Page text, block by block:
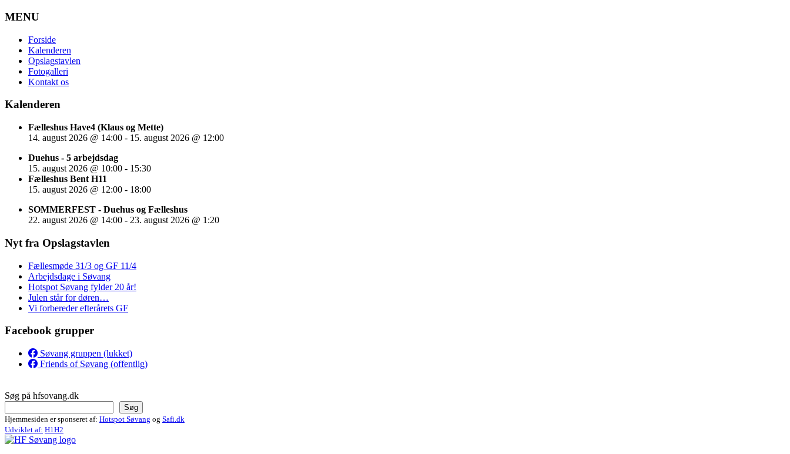
MENU
Forside
Kalenderen
Opslagstavlen
Fotogalleri
Kontakt os
Kalenderen
Fælleshus Have4 (Klaus og Mette)
14. august 2026 @ 14:00 - 15. august 2026 @ 12:00
Duehus - 5 arbejdsdag
15. august 2026 @ 10:00 - 15:30
Fælleshus Bent H11
15. august 2026 @ 12:00 - 18:00
SOMMERFEST - Duehus og Fælleshus
22. august 2026 @ 14:00 - 23. august 2026 @ 1:20
Nyt fra Opslagstavlen
Fællesmøde 31/3 og GF 11/4
Arbejdsdage i Søvang
Hotspot Søvang fylder 20 år!
Julen står for døren…
Vi forbereder efterårets GF
Facebook grupper
Søvang gruppen (lukket)
Friends of Søvang (offentlig)
Søg på hfsovang.dk
Søg
Hjemmesiden er sponseret af: Hotspot Søvang og Safi.dk
Udviklet af: H1H2